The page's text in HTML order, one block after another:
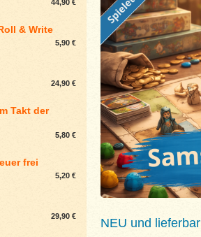
44,90 €
& Write
5,90 €
24,90 €
Takt der
5,80 €
frei
5,20 €
29,90 € NEU und lieferbar